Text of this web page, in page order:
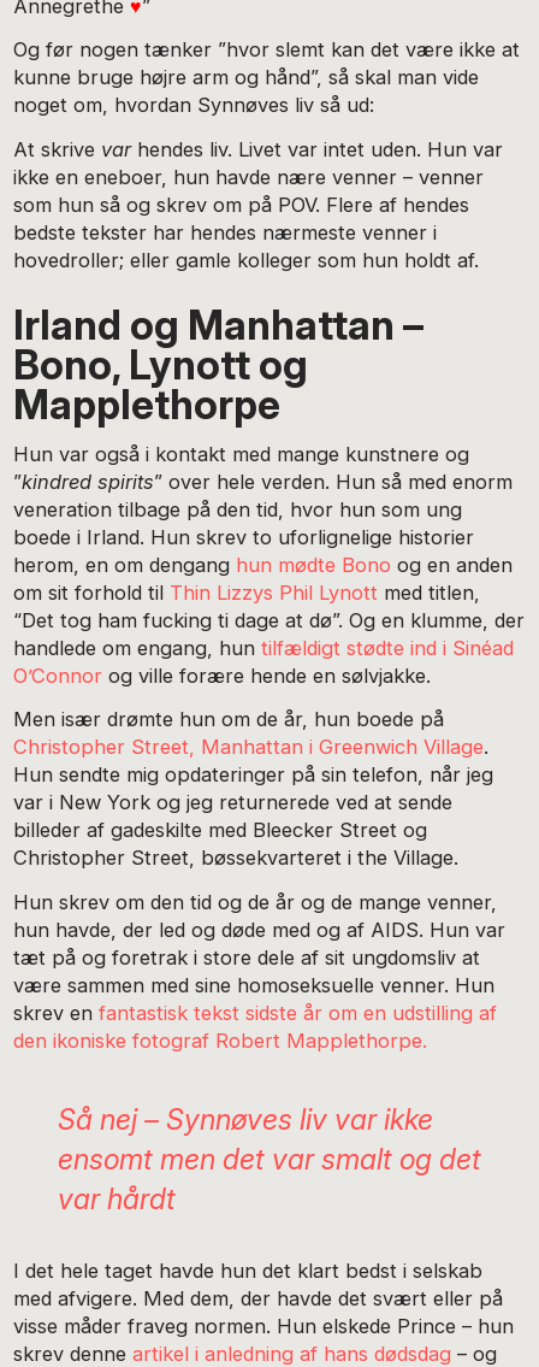
Annegrethe♥”
Og før nogen tænker ”hvor slemt kan det være ikke at
kunne bruge højre arm og hånd”, så skal man vide
noget om, hvordan Synnøves liv så ud:
At skrive varhendes liv. Livet var intet uden. Hun var
ikke en eneboer, hun havde nære venner – venner
som hun så og skrev om på POV. Flere af hendes
bedste tekster har hendes nærmeste venner i
hovedroller; eller gamle kolleger som hun holdt af.
Irland og Manhattan –
Bono, Lynott og
Mapplethorpe
Hun var også i kontakt med mange kunstnere og
”kindred spirits” over hele verden. Hun så med enorm
veneration tilbage på den tid, hvor hun som ung
boede i Irland. Hun skrev to uforlignelige historier
herom, en om dengang hun mødte Bono og en anden
om sit forhold til Thin Lizzys Phil Lynott med titlen,
“Det tog ham fucking ti dage at dø”. Og en klumme, der
handlede om engang, huntilfældigt stødte ind i Sinéad
O’Connor og ville forære hende en sølvjakke.
Men især drømte hun om de år, hun boede på
Christopher Street, Manhattan i Greenwich Village.
Hun sendte mig opdateringer på sin telefon, når jeg
var i New York og jeg returnerede ved at sende
billeder af gadeskilte med Bleecker Street og
Christopher Street, bøssekvarteret i the Village.
Hun skrev om den tid og de år og de mange venner,
hun havde, der led og døde med og af AIDS. Hun var
tæt på og foretrak i store dele af sit ungdomsliv at
være sammen med sine homoseksuelle venner. Hun
skrev enfantastisk tekst sidste år om en udstilling af
den ikoniske fotograf Robert Mapplethorpe.
Så nej – Synnøves liv var ikke
ensomt men det var smalt og det
var hårdt
I det hele taget havde hun det klart bedst i selskab
med afvigere. Med dem, der havde det svært eller på
visse måder fraveg normen. Hun elskede Prince – hun
skrev denneartikel i anledning af hans dødsdag – og